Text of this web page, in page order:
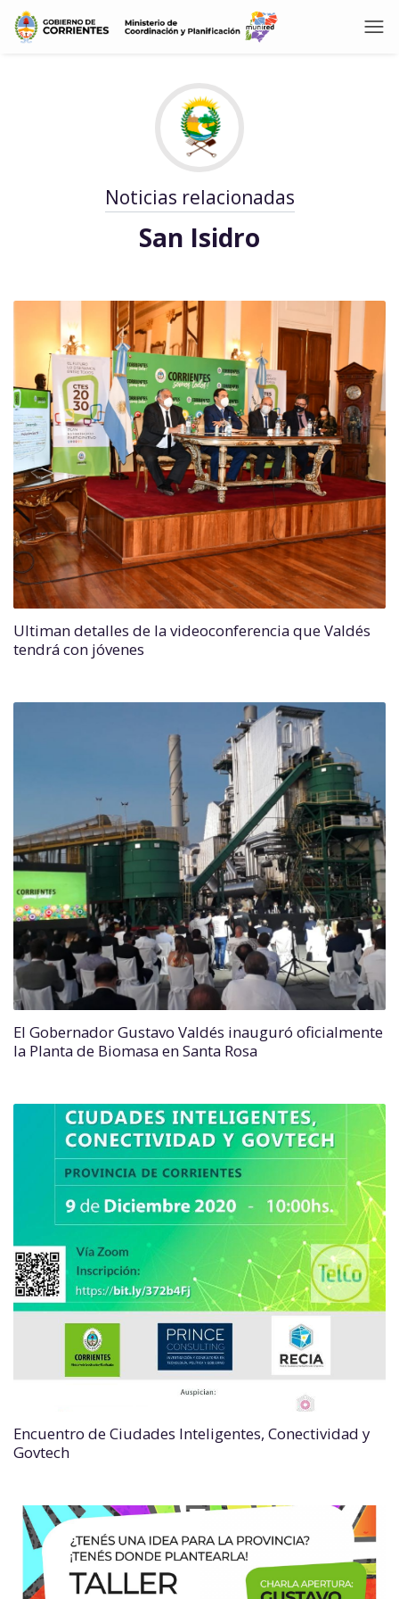
Noticias relacionadas
San Isidro
Ultiman detalles de la videoconferencia que Valdés
tendrá con jóvenes
El Gobernador Gustavo Valdés inauguró oficialmente
la Planta de Biomasa en Santa Rosa
Encuentro de Ciudades Inteligentes, Conectividad y
Govtech